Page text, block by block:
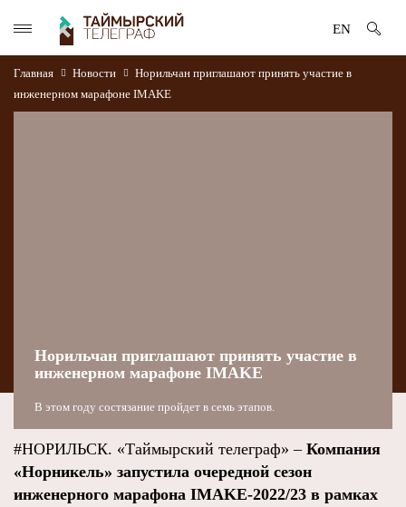
EN
Главная Новости
Норильчан приглашают принять участие в
инженерном марафоне IMAKE
Норильчан приглашают принять участие в
инженерном марафоне IMAKE
В этом году состязание пройдет в семь этапов.
#НОРИЛЬСК. «Таймырский телеграф» – Компания
«Норникель» запустила очередной сезон
инженерного марафона IMAKE-2022/23 в рамках